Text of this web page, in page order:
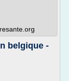
belgique -